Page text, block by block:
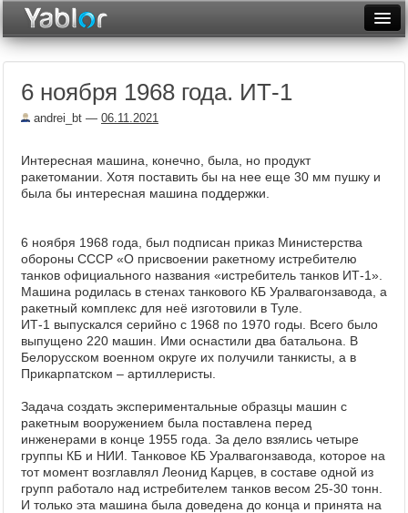
Неделя
Рейтинги
Архив
Видеотоп
6 ноября 1968 года. ИТ-1
andrei_bt — 06.11.2021
Интересная машина, конечно, была, но продукт
ракетомании. Хотя поставить бы на нее еще 30 мм пушку и
была бы интересная машина поддержки.
6 ноября 1968 года, был подписан приказ Министерства
обороны СССР «О присвоении ракетному истребителю
танков официального названия «истребитель танков ИТ-1».
Машина родилась в стенах танкового КБ Уралвагонзавода, а
ракетный комплекс для неё изготовили в Туле.
ИТ-1 выпускался серийно с 1968 по 1970 годы. Всего было
выпущено 220 машин. Ими оснастили два батальона. В
Белорусском военном округе их получили танкисты, а в
Прикарпатском – артиллеристы.
Задача создать экспериментальные образцы машин с
ракетным вооружением была поставлена перед
инженерами в конце 1955 года. За дело взялись четыре
группы КБ и НИИ. Танковое КБ Уралвагонзавода, которое на
тот момент возглавлял Леонид Карцев, в составе одной из
групп работало над истребителем танков весом 25-30 тонн.
И только эта машина была доведена до конца и принята на